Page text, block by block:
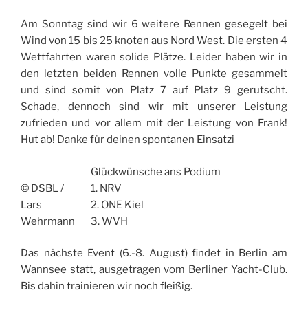
Am Sonntag sind wir 6 weitere Rennen gesegelt bei
Wind von 15 bis 25 knoten aus Nord West. Die ersten 4
Wettfahrten waren solide Plätze. Leider haben wir in
den letzten beiden Rennen volle Punkte gesammelt
und sind somit von Platz 7 auf Platz 9 gerutscht.
Schade, dennoch sind wir mit unserer Leistung
zufrieden und vor allem mit der Leistung von Frank!
Hut ab! Danke für deinen spontanen Einsatzi
© DSBL /
Lars
Wehrmann
Glückwünsche ans Podium
1. NRV
2. ONE Kiel
3. WVH
Das nächste Event (6.-8. August) findet in Berlin am
Wannsee statt, ausgetragen vom Berliner Yacht-Club.
Bis dahin trainieren wir noch fleißig.